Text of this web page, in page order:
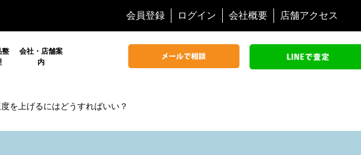
会員登録 ログイン 会社概要 店舗アクセス
整
会社・店舗案
内
を上げるにはどうすればいい？